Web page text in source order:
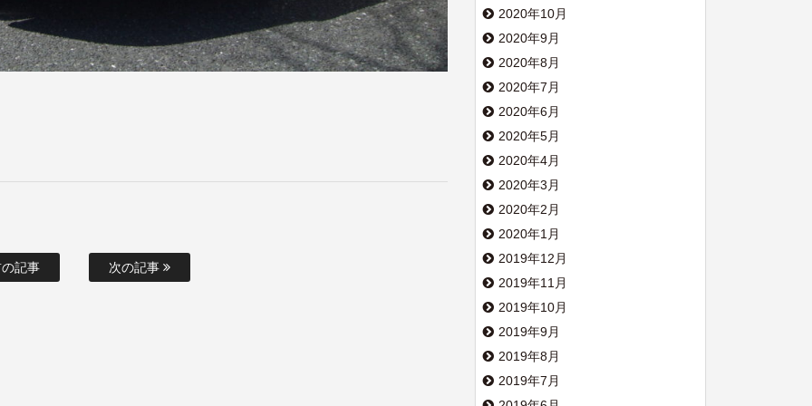
記事 次の記事
2020年10月
2020年9月
2020年8月
2020年7月
2020年6月
2020年5月
2020年4月
2020年3月
2020年2月
2020年1月
2019年12月
2019年11月
2019年10月
2019年9月
2019年8月
2019年7月